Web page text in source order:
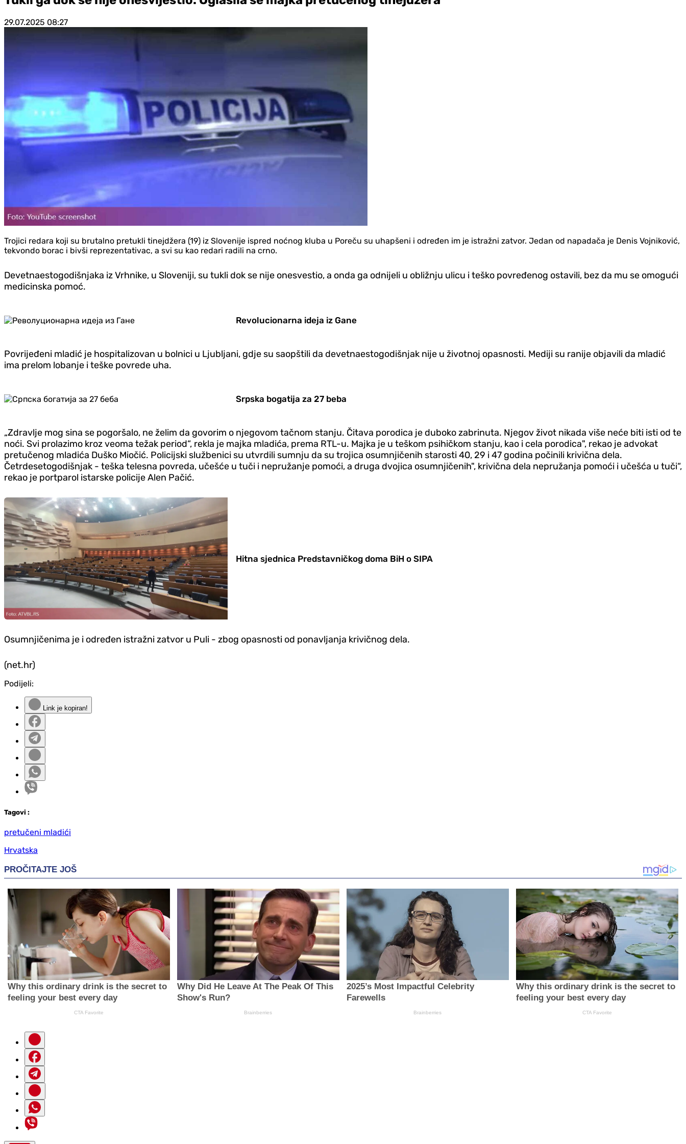
29.07.2025 08:27
Trojici redara koji su brutalno pretukli tinejdžera (19) iz Slovenije ispred noćnog kluba u Poreču su uhapšeni i određen im je istražni zatvor. Jedan od napadača je Denis Vojniković,
tekvondo borac i bivši reprezentativac, a svi su kao redari radili na crno.
Devetnaestogodišnjaka iz Vrhnike, u Sloveniji, su tukli dok se nije onesvestio, a onda ga odnijeli u obližnju ulicu i teško povređenog ostavili, bez da mu se omogući
medicinska pomoć.
Revolucionarna ideja iz Gane
Povrijeđeni mladić je hospitalizovan u bolnici u Ljubljani, gdje su saopštili da devetnaestogodišnjak nije u životnoj opasnosti. Mediji su ranije objavili da mladić
ima prelom lobanje i teške povrede uha.
Srpska bogatija za 27 beba
„Zdravlje mog sina se pogoršalo, ne želim da govorim o njegovom tačnom stanju. Čitava porodica je duboko zabrinuta. Njegov život nikada više neće biti isti od te
noći. Svi prolazimo kroz veoma težak period“, rekla je majka mladića, prema RTL-u. Majka je u teškom psihičkom stanju, kao i cela porodica", rekao je advokat
pretučenog mladića Duško Miočić. Policijski službenici su utvrdili sumnju da su trojica osumnjičenih starosti 40, 29 i 47 godina počinili krivična dela.
Četrdesetogodišnjak - teška telesna povreda, učešće u tuči i nepružanje pomoći, a druga dvojica osumnjičenih", krivična dela nepružanja pomoći i učešća u tuči“,
rekao je portparol istarske policije Alen Pačić.
Hitna sjednica Predstavničkog doma BiH o SIPA
Osumnjičenima je i određen istražni zatvor u Puli - zbog opasnosti od ponavljanja krivičnog dela.
(net.hr)
Podijeli:
Link je kopiran!
Tagovi :
pretučeni mladići
Hrvatska